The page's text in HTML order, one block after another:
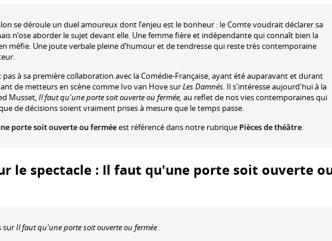
se déroule un duel amoureux dont l’enjeu est le bonheur : le Comte voudrait déclarer sa
n’ose aborder le sujet devant elle. Une femme fière et indépendante qui connaît bien la
méfie. Une joute verbale pleine d’humour et de tendresse qui reste très contemporaine
à sa première collaboration avec la Comédie-Française, ayant été auparavant et durant
de metteurs en scène comme Ivo van Hove surLes Damnés. Il s'intéresse aujourd'hui à la
Musset,Il faut qu'une porte soit ouverte ou fermée, au reflet de nos vies contemporaines qui
de décisions soient vraiment prises à mesure que le temps passe.
porte soit ouverte ou ferméeest référencé dans notre rubrique Pièces de théâtre.
le spectacle : Il faut qu'une porte soit ouverte
surIl faut qu'une porte soit ouverte ou fermée.